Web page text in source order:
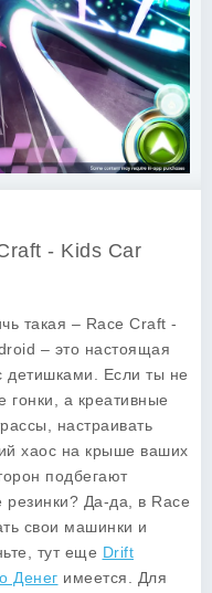
- Kids Car
такая – Race Craft -
– это настоящая
детишками. Если ты не
гонки, а креативные
настраивать
хаос на крыше ваших
подбегают
Да-да, в Race
свои машинки и
тут еще Drift
Денег имеется. Для